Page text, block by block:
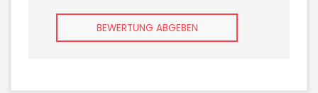
BEWERTUNG ABGEBEN